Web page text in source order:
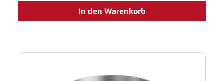
Entstaubungs- und Abluftanlagen. Einfache
Montage und innovative Entwicklungen sichern
Laufrohre einsetzen.
In den Warenkorb